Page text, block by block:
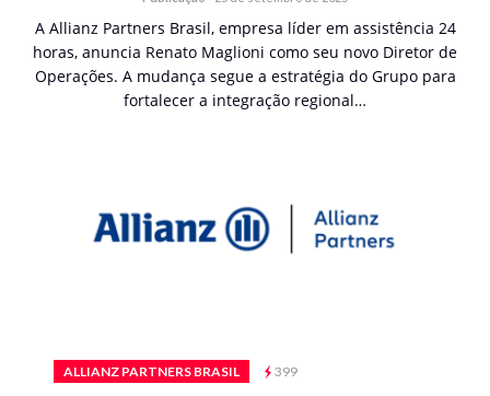
A Allianz Partners Brasil, empresa líder em assistência 24
horas, anuncia Renato Maglioni como seu novo Diretor de
Operações. A mudança segue a estratégia do Grupo para
fortalecer a integração regional…
ALLIANZ PARTNERS BRASIL 399